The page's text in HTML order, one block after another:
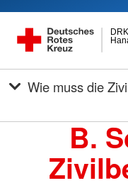
Wie muss die Zivilbevölkerung generell behandelt
B.